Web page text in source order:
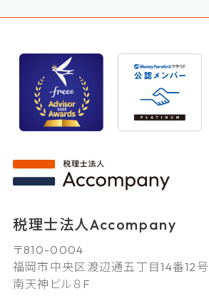
税理士法人Accompany
〒810-0004
福岡市中央区渡辺通五丁目14番12号
南天神ビル８F